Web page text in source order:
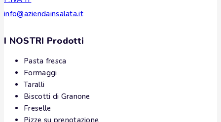
info@aziendainsalata.it
I NOSTRI Prodotti
Pasta fresca
Formaggi
Taralli
Biscotti di Granone
Freselle
Pizze su prenotazione